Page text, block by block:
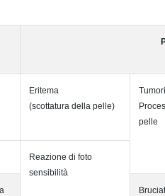
Eritema
(scottatura della pelle)
pelle
Reazione di foto
sensibilità